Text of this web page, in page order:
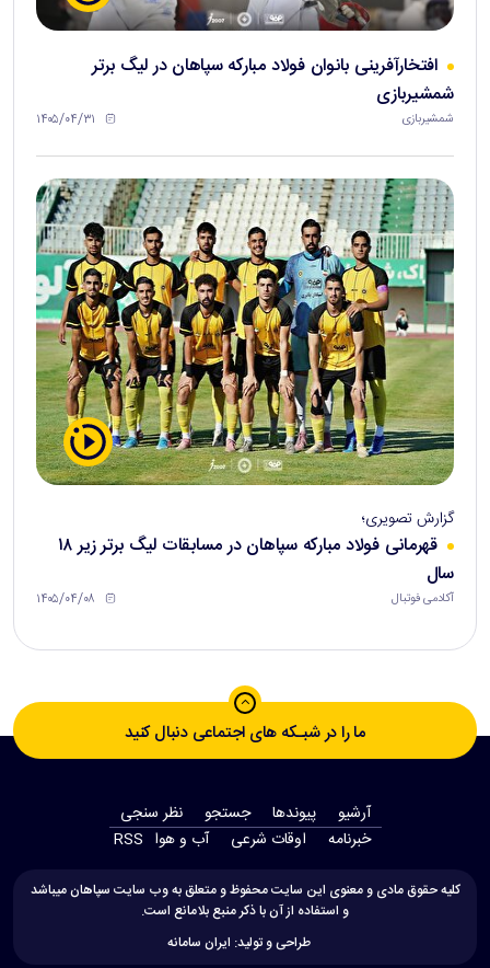
افتخارآفرینی بانوان فولاد مبارکه سپاهان در لیگ برتر
شمشیربازی
شمشیربازی ۱۴۰۵/۰۴/۳۱
گزارش تصویری؛
قهرمانی فولاد مبارکه سپاهان در مسابقات لیگ برتر زیر ۱۸
سال
آکادمی فوتبال ۱۴۰۵/۰۴/۰۸
ما را در شبـکه های اجتماعی دنبال کنید
آرشیو پیوندها جستجو
نظر سنجی
‫خبرنامه‬
اوقات شرعی آب و هوا RSS
کلیه حقوق مادی و معنوی این سایت محفوظ و متعلق به وب سایت سپاهان میباشد
و استفاده از آن با ذکر منبع بلامانع است.
طراحی و تولید: ایران سامانه